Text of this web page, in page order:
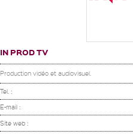
IN PROD TV
Production vidéo et audiovisuel.
Tel. :
E-mail :
Site web :